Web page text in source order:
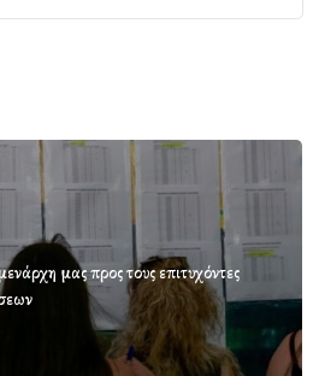
μας προς τους επιτυχόντες